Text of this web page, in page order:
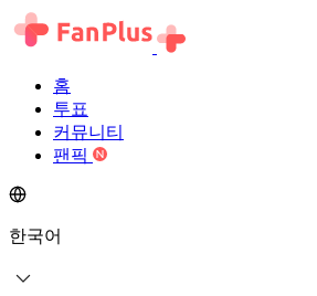
홈
투표
커뮤니티
팬픽
한국어